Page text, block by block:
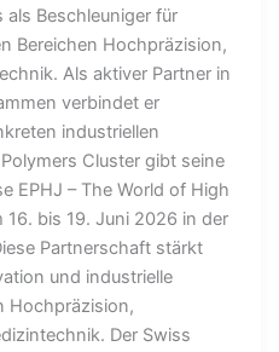
als Beschleuniger für
Bereichen Hochpräzision,
Als aktiver Partner in
verbindet er
industriellen
Cluster gibt seine
EPHJ – The World of High
bis 19. Juni 2026 in der
Partnerschaft stärkt
und industrielle
Hochpräzision,
Der Swiss